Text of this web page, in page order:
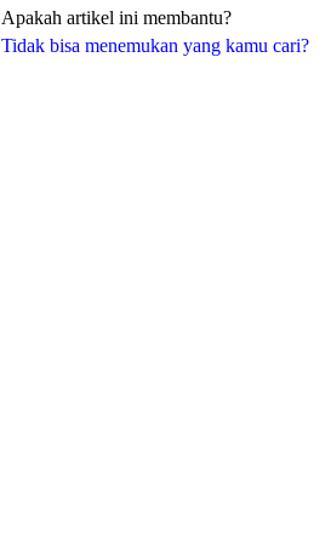
Tidak bisa menemukan yang kamu cari?
Apakah artikel ini membantu?